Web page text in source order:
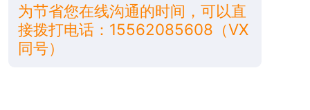
为节省您在线沟通的时间，可以直
接拨打电话：15562085608（VX
同号）